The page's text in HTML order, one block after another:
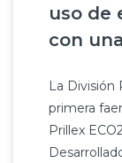
uso de
con
La División
primera
Prillex